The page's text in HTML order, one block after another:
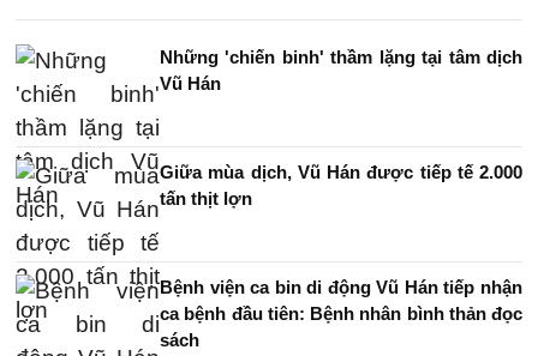
Những 'chiến binh' thầm lặng tại tâm dịch
Vũ Hán
Giữa mùa dịch, Vũ Hán được tiếp tế 2.000
tấn thịt lợn
Bệnh viện ca bin di động Vũ Hán tiếp nhận
ca bệnh đầu tiên: Bệnh nhân bình thản đọc
sách